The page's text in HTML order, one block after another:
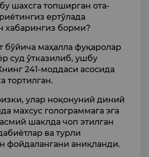
шахсга топширган ота-
ертўлада
хабарингиз борми?
бўйича маҳалла фуқаролар
суд ўтказилиб, ушбу
241-моддаси асосида
тортилган.
улар ноқонуний диний
махсус голограммага эга
шаклда чоп этилган
ва турли
фойдалангани аниқланди.